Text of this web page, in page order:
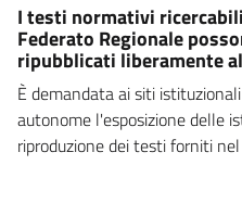
I testi normativi
Federato Regionale
ripubblicati liberamente
È demandata ai siti
autonome l'esposizione delle
riproduzione dei testi forniti